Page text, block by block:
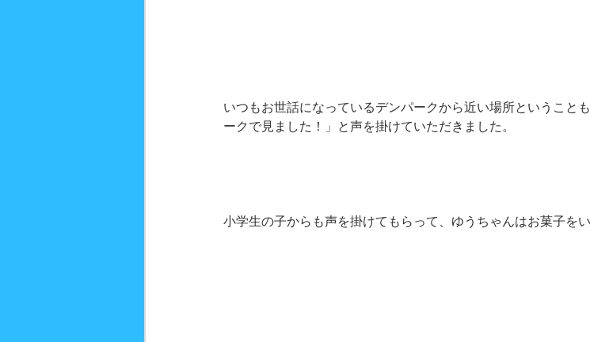
いつもお世話になっているデンパークから近い場所ということ
ークで見ました！」と声を掛けていただきました。
小学生の子からも声を掛けてもらって、ゆうちゃんはお菓子を